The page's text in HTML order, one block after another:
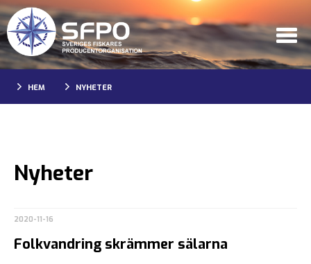
HEM NYHETER
Nyheter
2020-11-16
Folkvandring skrämmer sälarna